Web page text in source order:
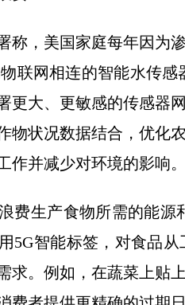
，美国家庭每年因为渗
联网相连的智能水传
更大、更敏感的传感器
物状况数据结合，优化
作并减少对环境的影响
生产食物所需的能源
5G智能标签，对食品
求。例如，在蔬菜上贴